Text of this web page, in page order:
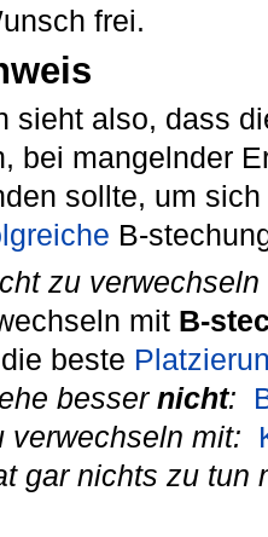
frei.
sieht also, dass
bei mangelnder
sollte, um
B-
zu verwechseln
mit B-
beste
besser nicht:
verwechseln mit:
gar nichts zu tun